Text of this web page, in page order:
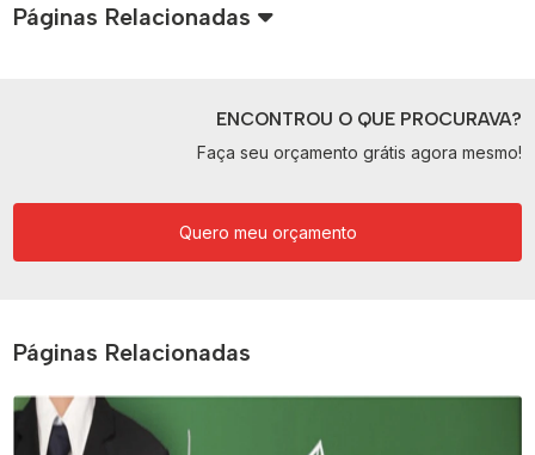
Páginas Relacionadas
ENCONTROU O QUE PROCURAVA?
Faça seu orçamento grátis agora mesmo!
Quero meu orçamento
Páginas Relacionadas